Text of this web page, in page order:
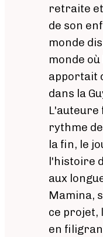
retraite
de son
monde
monde
apportait
dans la
L'auteure
rythme
la fin, le
l'histoire
aux
Mamina,
ce projet,
en